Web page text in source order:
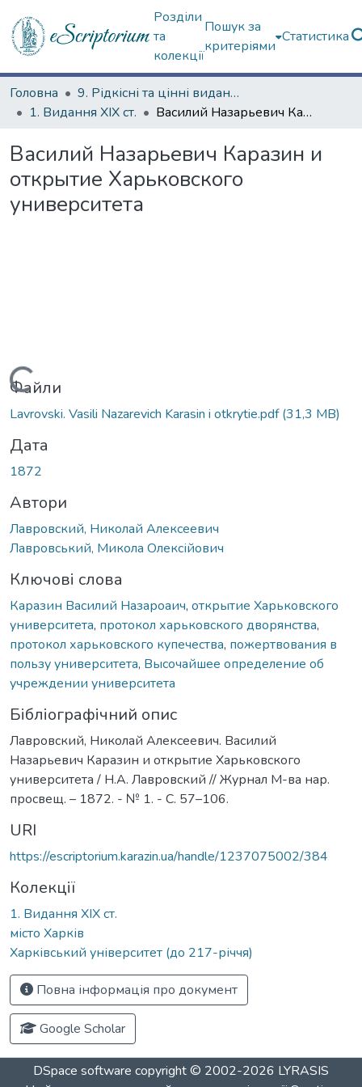
Розділи
та
колекції
Пошук за
критеріями
Статистика
Головна
9. Рідкісні та цінні видання
1. Видання ХІХ ст.
Василий Назарьевич Каразин и открытие Харьковского университета
Василий Назарьевич Каразин и
открытие Харьковского
университета
Вантажиться...
Файли
Lavrovski. Vasili Nazarevich Karasin i otkrytie.pdf(31,3 MB)
Дата
1872
Автори
Лавровский, Николай Алексеевич
Лавровський, Микола Олексійович
Ключові слова
Каразин Василий Назароаич, открытие Харьковского
университета, протокол харьковского дворянства,
протокол харьковского купечества, пожертвования в
пользу университета, Высочайшее определение об
учреждении университета
Бібліографічний опис
Лавровский, Николай Алексеевич. Василий
Назарьевич Каразин и открытие Харьковского
университета / Н.А. Лавровский // Журнал М-ва нар.
просвещ. – 1872. - № 1. - С. 57–106.
URI
https://escriptorium.karazin.ua/handle/1237075002/384
Колекції
1. Видання ХІХ ст.
місто Харків
Харківський університет (до 217-річчя)
Повна інформація про документ
Google Scholar
DSpace software copyright © 2002-2026 LYRASIS